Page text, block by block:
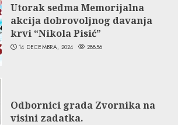
Utorak sedma Memorijalna
akcija dobrovoljnog davanja
krvi “Nikola Pisić”
14 DECEMBRA, 2024 28856
Odbornici grada Zvornika na
visini zadatka.